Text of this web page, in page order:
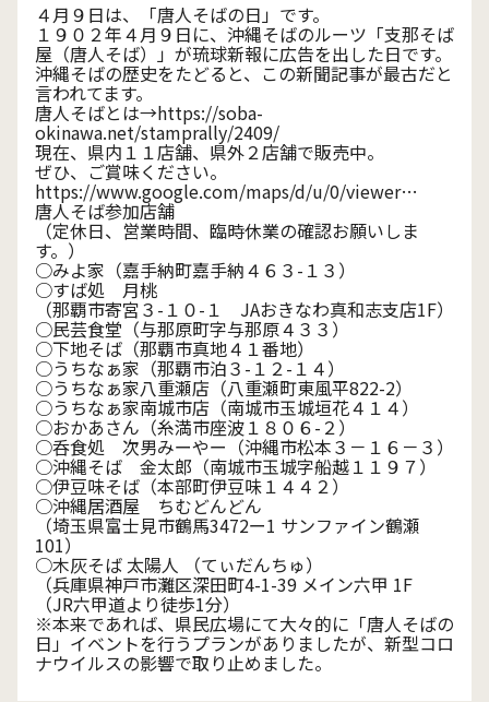
４月９日は、「唐人そばの日」です。
１９０２年４月９日に、沖縄そばのルーツ「支那そば
屋（唐人そば）」が琉球新報に広告を出した日です。
沖縄そばの歴史をたどると、この新聞記事が最古だと
言われてます。
唐人そばとは→https://soba-
okinawa.net/stamprally/2409/
現在、県内１１店舗、県外２店舗で販売中。
ぜひ、ご賞味ください。
https://www.google.com/maps/d/u/0/viewer…
唐人そば参加店舗
（定休日、営業時間、臨時休業の確認お願いしま
す。）
○みよ家（嘉手納町嘉手納４６３-１３）
○すば処 月桃
（那覇市寄宮３-１０-１ JAおきなわ真和志支店1F）
○民芸食堂（与那原町字与那原４３３）
○下地そば（那覇市真地４１番地）
○うちなぁ家（那覇市泊３-１２-１４）
○うちなぁ家八重瀬店（八重瀬町東風平822-2）
○うちなぁ家南城市店（南城市玉城垣花４１４）
○おかあさん（糸満市座波１８０６-２）
○呑食処 次男みーやー（沖縄市松本３－１６－３）
○沖縄そば 金太郎（南城市玉城字船越１１９７）
○伊豆味そば（本部町伊豆味１４４２）
○沖縄居酒屋 ちむどんどん
（埼玉県富士見市鶴馬3472ー1 サンファイン鶴瀬
101）
○木灰そば 太陽人 （てぃだんちゅ）
（兵庫県神戸市灘区深田町4-1-39 メイン六甲 1F
（JR六甲道より徒歩1分）
※本来であれば、県民広場にて大々的に「唐人そばの
日」イベントを行うプランがありましたが、新型コロ
ナウイルスの影響で取り止めました。